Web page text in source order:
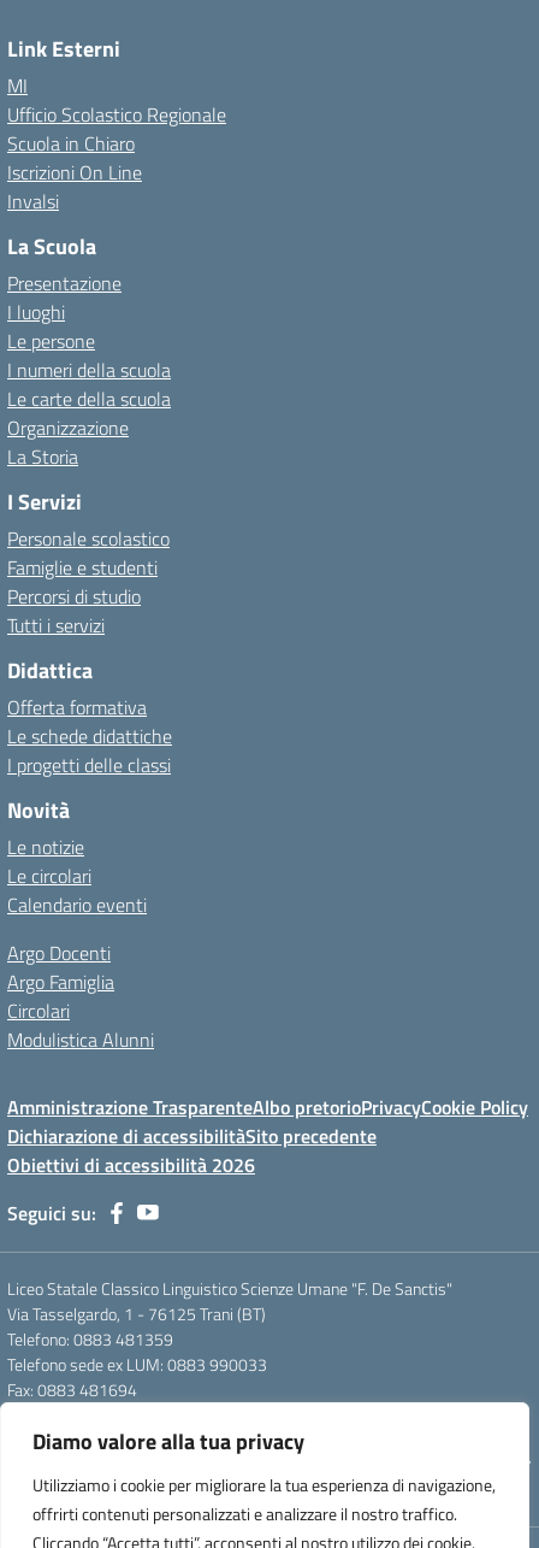
Diamo valore alla tua privacy
Utilizziamo i cookie per migliorare la tua esperienza di navigazione,
offrirti contenuti personalizzati e analizzare il nostro traffico.
Cliccando “Accetta tutti”, acconsenti al nostro utilizzo dei cookie.
Link Esterni
MI
Ufficio Scolastico Regionale
Scuola in Chiaro
Iscrizioni On Line
Invalsi
La Scuola
Presentazione
I luoghi
Le persone
I numeri della scuola
Le carte della scuola
Organizzazione
La Storia
I Servizi
Personale scolastico
Famiglie e studenti
Percorsi di studio
Tutti i servizi
Didattica
Offerta formativa
Le schede didattiche
I progetti delle classi
Novità
Le notizie
Le circolari
Calendario eventi
Argo Docenti
Argo Famiglia
Circolari
Modulistica Alunni
Amministrazione TrasparenteAlbo pretorioPrivacyCookie Policy
Dichiarazione di accessibilitàSito precedente
Obiettivi di accessibilità 2026
Seguici su:
Liceo Statale Classico Linguistico Scienze Umane "F. De Sanctis"
Via Tasselgardo, 1 - 76125 Trani (BT)
Telefono: 0883 481359
Telefono sede ex LUM: 0883 990033
Fax: 0883 481694
Pec: btpc210007@pec.istruzione.it
Codice Meccanografico: istsc_btpc210007 - Codice Fiscale: 92058830727
- Codice Univoco d'ufficio: UFG4S9